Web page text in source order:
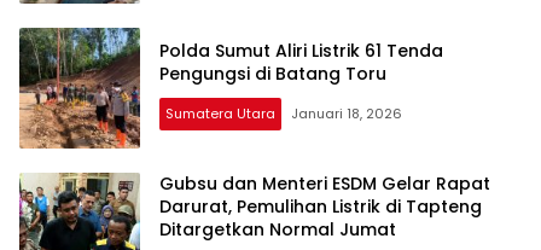
Polda Sumut Aliri Listrik 61 Tenda
Pengungsi di Batang Toru
Sumatera Utara Januari 18, 2026
Gubsu dan Menteri ESDM Gelar Rapat
Darurat, Pemulihan Listrik di Tapteng
Ditargetkan Normal Jumat